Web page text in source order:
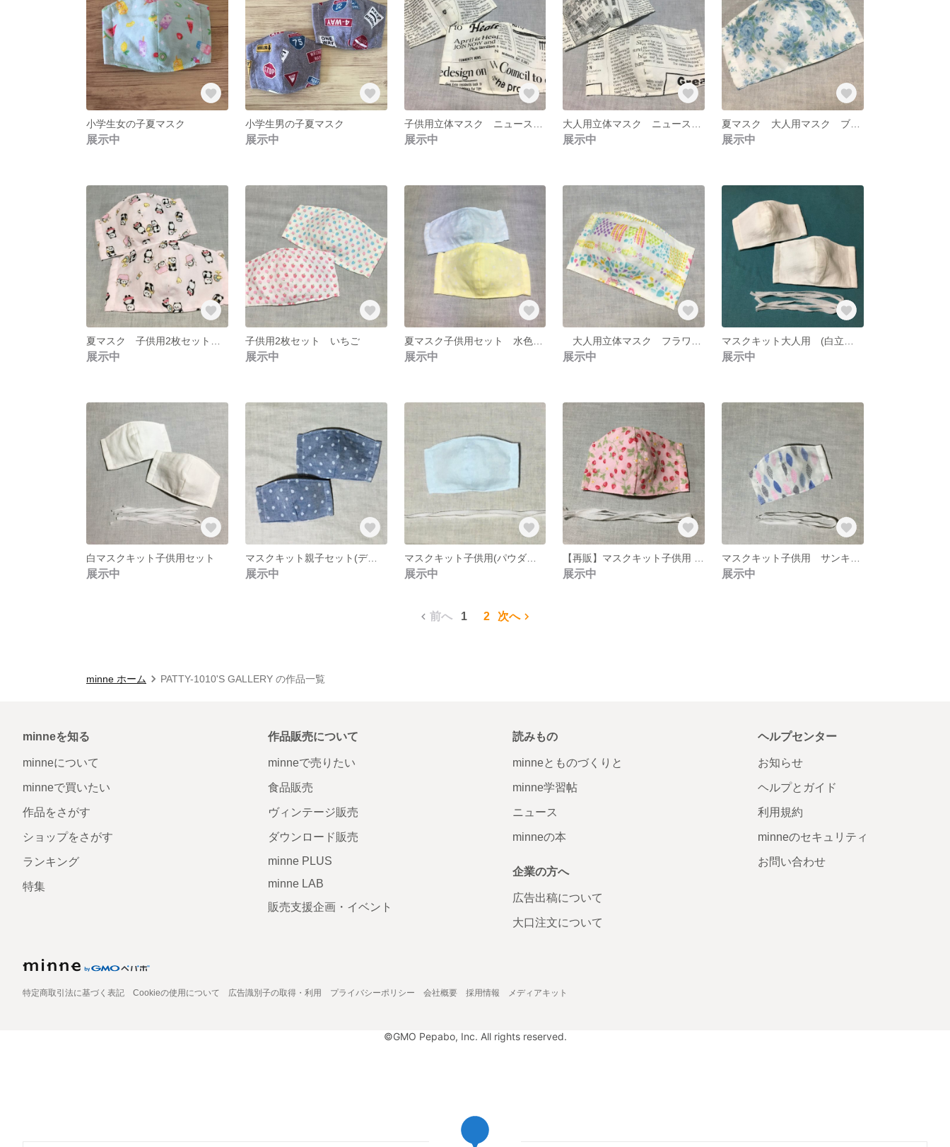
小学生女の子夏マスク
展示中
小学生男の子夏マスク
展示中 展示中 展示中 展示中
展示中
子供用2枚セット いちご
展示中
夏マスク子供用セット 水色＆黄色
展示中 展示中 展示中
白マスクキット子供用セット
展示中
マスクキット親子セット(デニムドット)
展示中
マスクキット子供用(パウダーブルー)
展示中 展示中 展示中
前へ 1 2 次へ
minne ホーム PATTY-1010'S GALLERY の作品一覧
minneを知る
minneについて
minneで買いたい
作品をさがす
ショップをさがす
ランキング
特集
作品販売について
minneで売りたい
食品販売
ヴィンテージ販売
ダウンロード販売
minne PLUS
minne LAB
販売支援企画・イベント
読みもの
minneとものづくりと
minne学習帖
ニュース
minneの本
企業の方へ
広告出稿について
大口注文について
ヘルプセンター
お知らせ
ヘルプとガイド
利用規約
minneのセキュリティ
お問い合わせ
特定商取引法に基づく表記 Cookieの使用について 広告識別子の取得・利用 プライバシーポリシー 会社概要 採用情報 メディアキット
©GMO Pepabo, Inc. All rights reserved.